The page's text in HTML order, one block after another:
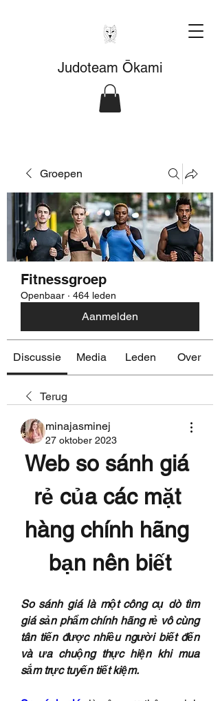
Judoteam Ōkami
Groepen
Fitnessgroep
Openbaar · 464 leden
Aanmelden
Discussie Media Leden Over
Terug
minajasminej
27 oktober 2023
Web so sánh giá
rẻ của các mặt
hàng chính hãng
bạn nên biết
So sánh giá là một công cụ dò tìm
giá sản phẩm chính hãng rẻ vô cùng
tân tiến được nhiều người biết đến
và ưa chuộng thực hiện khi mua
sắm trực tuyến tiết kiệm.